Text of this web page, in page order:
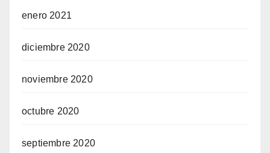
enero 2021
diciembre 2020
noviembre 2020
octubre 2020
septiembre 2020